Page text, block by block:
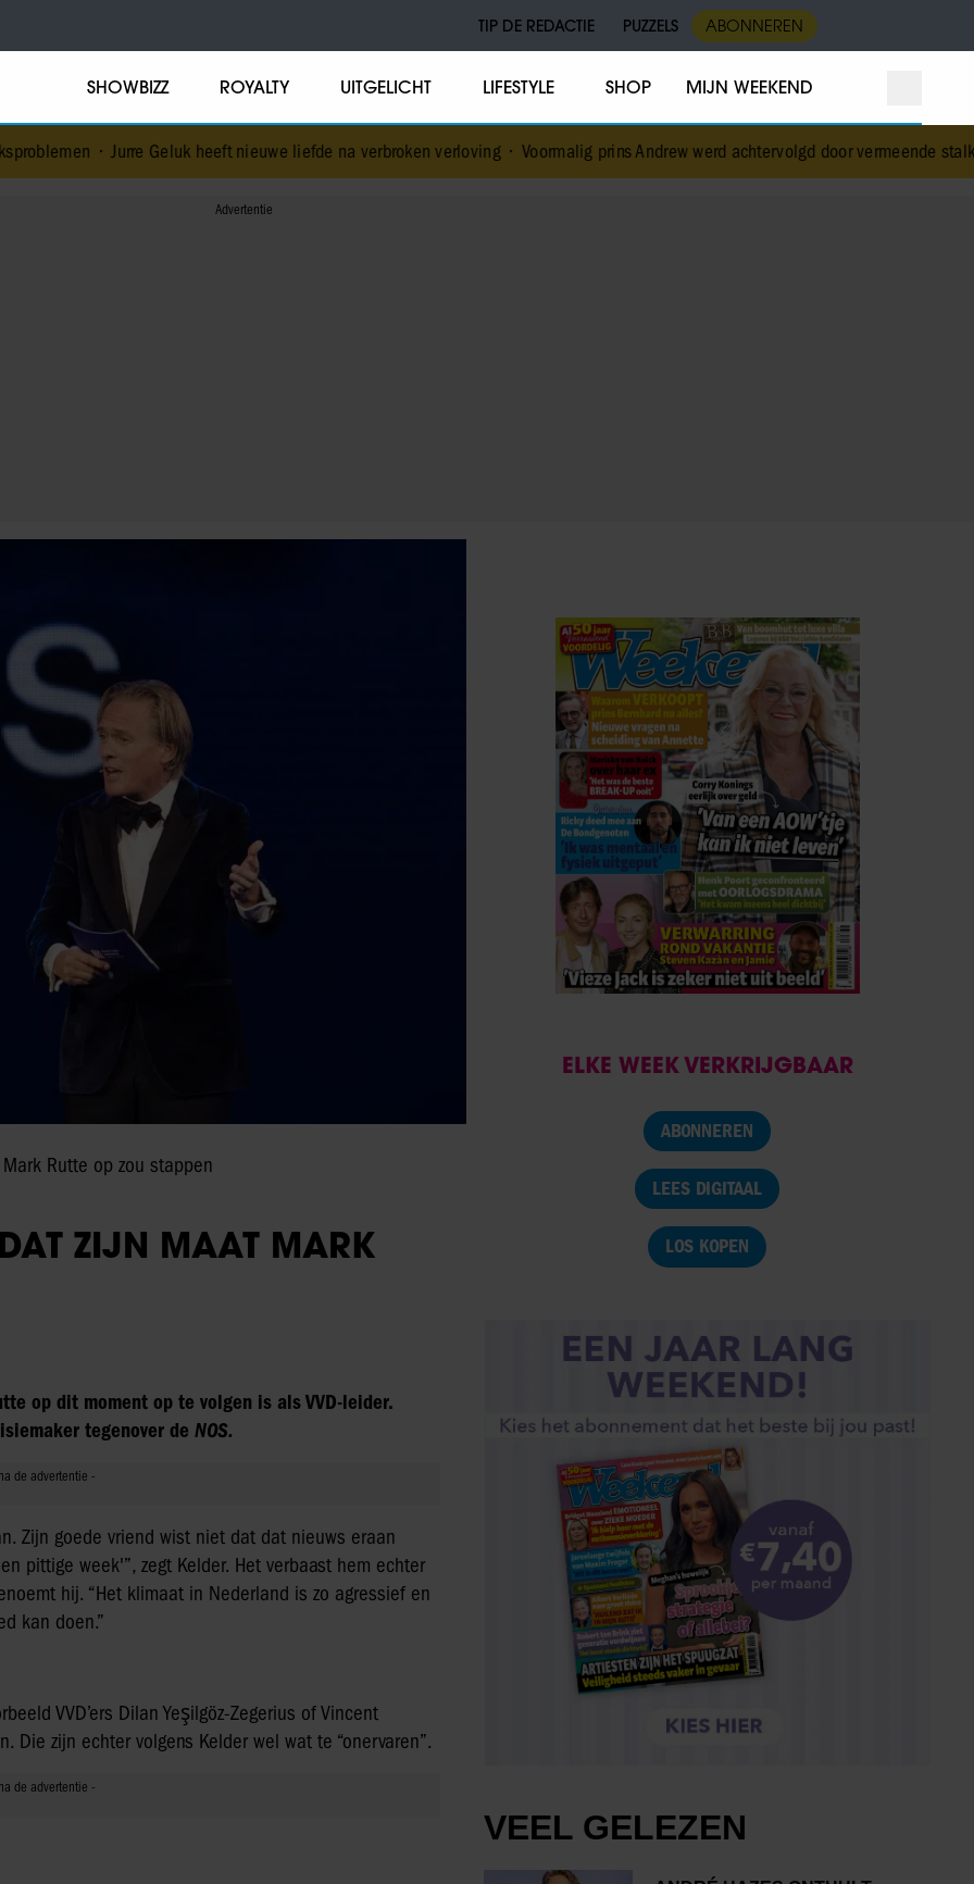
TIP DE REDACTIE PUZZELS ABONNEREN
SHOWBIZZ ROYALTY UITGELICHT LIFESTYLE SHOP MIJN WEEKEND
Geluk heeft nieuwe liefde na verbroken verloving•Voormalig prins Andrew werd achtervolgd door vermeende stalker met
Rutte op zou stappen
ZIJN MAAT MARK
op dit moment op te volgen is als VVD-leider.
tegenover de NOS.
Zijn goede vriend wist niet dat dat nieuws eraan
pittige week'”, zegt Kelder. Het verbaast hem echter
hij. “Het klimaat in Nederland is zo agressief en
kan doen.”
VVD’ers Dilan Yeşilgöz-Zegerius of Vincent
Die zijn echter volgens Kelder wel wat te “onervaren”.
ELKE WEEK VERKRIJGBAAR
ABONNEREN
LEES DIGITAAL
LOS KOPEN